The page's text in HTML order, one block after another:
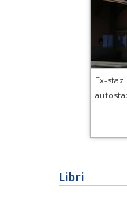
Ex-
Libri